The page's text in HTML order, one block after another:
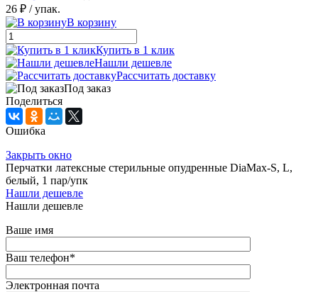
26 ₽ / упак.
В корзину
Купить в 1 клик
Нашли дешевле
Рассчитать доставку
Под заказ
Поделиться
Ошибка
Закрыть окно
Перчатки латексные стерильные опудренные DiaMax-S, L,
белый, 1 пар/упк
Нашли дешевле
Нашли дешевле
Ваше имя
Ваш телефон*
Электронная почта